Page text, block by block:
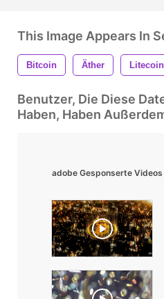
This Image Appears In
Bitcoin Äther Litecoin
Benutzer, Die Diese
Haben, Haben
adobe Gesponserte Videos